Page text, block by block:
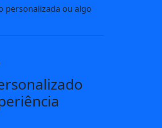
personalizada ou algo